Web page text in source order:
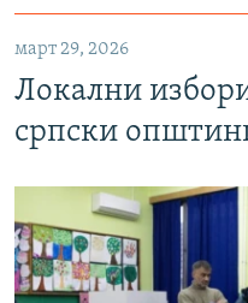
март 29, 2026
Локални
српски